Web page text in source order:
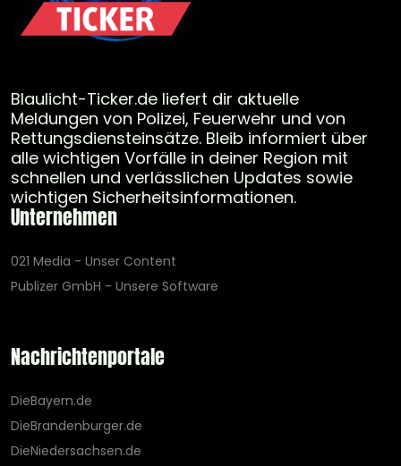
Blaulicht-Ticker.de liefert dir aktuelle
Meldungen von Polizei, Feuerwehr und von
Rettungsdiensteinsätze. Bleib informiert über
alle wichtigen Vorfälle in deiner Region mit
schnellen und verlässlichen Updates sowie
wichtigen Sicherheitsinformationen.
Unternehmen
021 Media - Unser Content
Publizer GmbH - Unsere Software
Nachrichtenportale
DieBayern.de
DieBrandenburger.de
DieNiedersachsen.de